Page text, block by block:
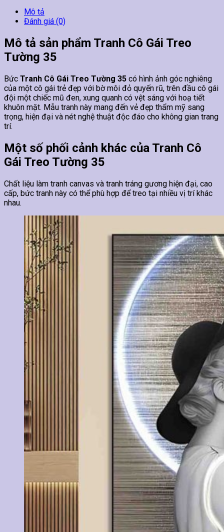
Mô tả
Đánh giá (0)
Mô tả sản phẩm Tranh Cô Gái Treo
Tường 35
Bức Tranh Cô Gái Treo Tường 35 có hình ảnh góc nghiêng
của một cô gái trẻ đẹp với bờ môi đỏ quyến rũ, trên đầu cô gái
đội một chiếc mũ đen, xung quanh có vệt sáng với hoạ tiết
khuôn mặt. Mẫu tranh này mang đến vẻ đẹp thẩm mỹ sang
trọng, hiện đại và nét nghệ thuật độc đáo cho không gian trang
trí.
Một số phối cảnh khác của Tranh Cô
Gái Treo Tường 35
Chất liệu làm tranh canvas và tranh tráng gương hiện đại, cao
cấp, bức tranh này có thể phù hợp để treo tại nhiều vị trí khác
nhau.